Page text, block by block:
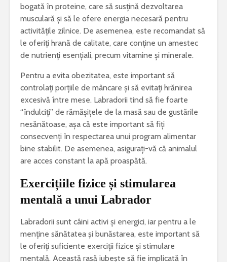
bogată în proteine, care să susțină dezvoltarea
musculară și să le ofere energia necesară pentru
activitățile zilnice. De asemenea, este recomandat să
le oferiți hrană de calitate, care conține un amestec
de nutrienți esențiali, precum vitamine și minerale.
Pentru a evita obezitatea, este important să
controlați porțiile de mâncare și să evitați hrănirea
excesivă între mese. Labradorii tind să fie foarte
“îndulciți” de rămășițele de la masă sau de gustările
nesănătoase, așa că este important să fiți
consecvenți în respectarea unui program alimentar
bine stabilit. De asemenea, asigurați-vă că animalul
are acces constant la apă proaspătă.
Exercițiile fizice și stimularea
mentală a unui Labrador
Labradorii sunt câini activi și energici, iar pentru a le
menține sănătatea și bunăstarea, este important să
le oferiți suficiente exerciții fizice și stimulare
mentală. Această rasă iubește să fie implicată în